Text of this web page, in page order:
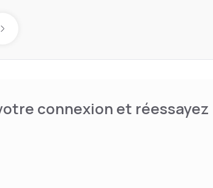
Next day
connexion et réessayez